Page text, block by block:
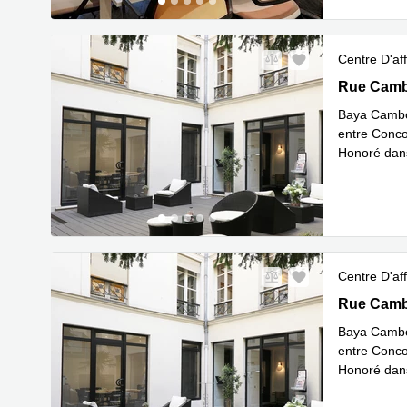
Centre
Rue
Rue
​Baya
entre
Honoré
Centre
Rue
Rue
​Baya
entre
Honoré